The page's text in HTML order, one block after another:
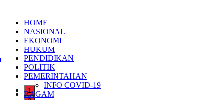
1
HOME
NASIONAL
EKONOMI
HUKUM
PENDIDIKAN
POLITIK
PEMERINTAHAN
INFO COVID-19
RAGAM